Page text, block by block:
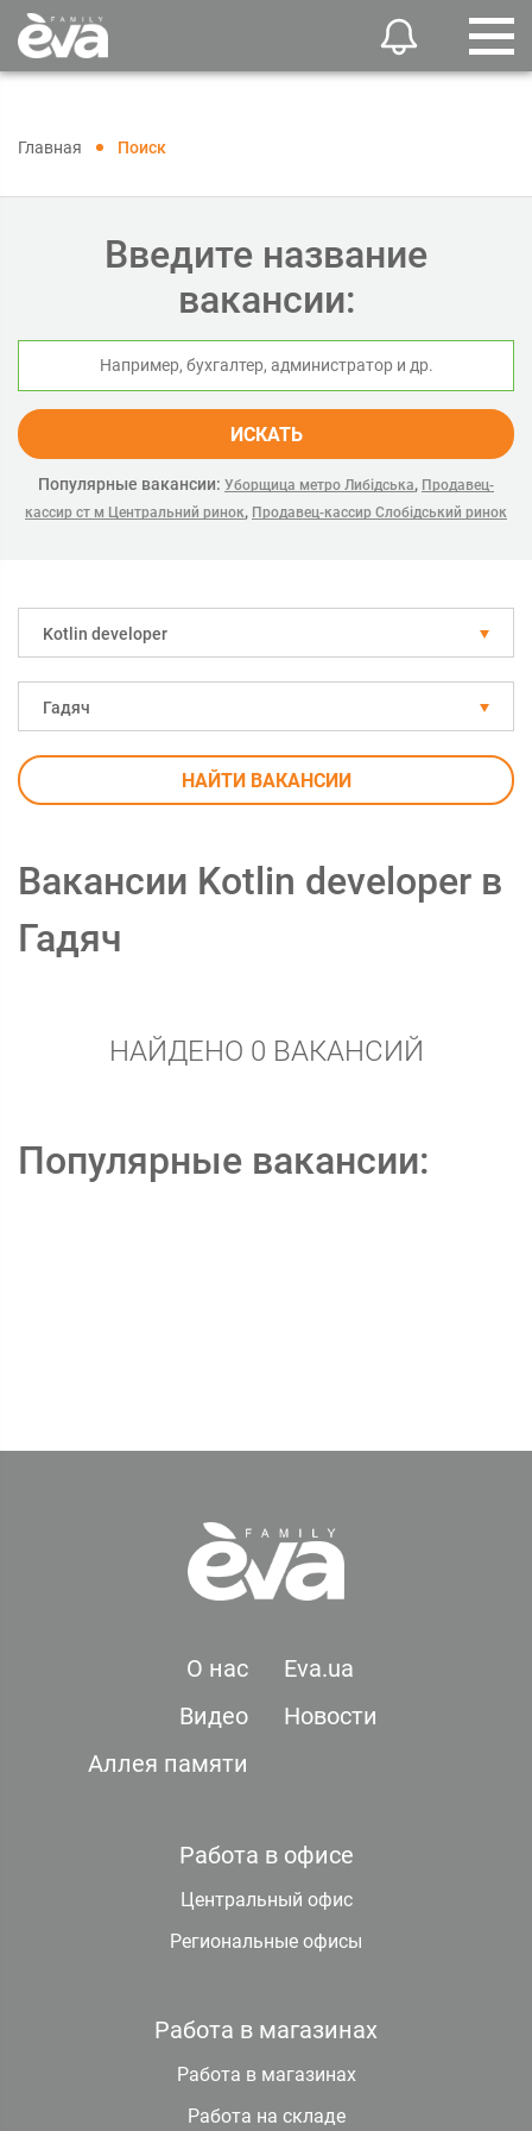
Главная Поиск
Введите название
вакансии:
ИСКАТЬ
Популярные вакансии: Уборщица метро Либідська, Продавец-
кассир ст м Центральний ринок, Продавец-кассир Слобідський ринок
Kotlin developer
Гадяч
НАЙТИ ВАКАНСИИ
Вакансии Kotlin developer в
Гадяч
НАЙДЕНО 0 ВАКАНСИЙ
Популярные вакансии:
О нас
Eva.ua
Видео
Новости
Аллея памяти
Работа в офисе
Центральный офис
Региональные офисы
Работа в магазинах
Работа в магазинах
Работа на складе